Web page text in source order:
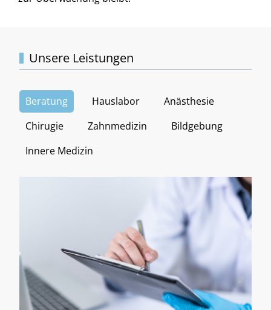
Unsere Leistungen
Beratung Hauslabor
Anästhesie
Chirugie
Zahnmedizin
Bildgebung
Innere Medizin